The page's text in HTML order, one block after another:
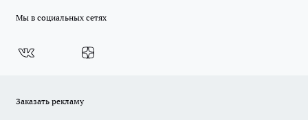
Мы в социальных сетях
Заказать рекламу